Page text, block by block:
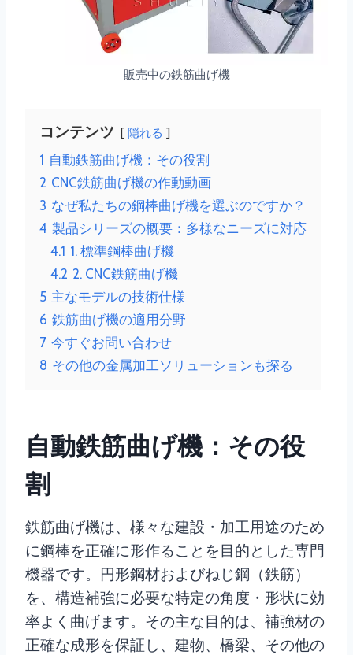
販売中の鉄筋曲げ機
コンテンツ 隠れる
1 自動鉄筋曲げ機：その役割
2 CNC鉄筋曲げ機の作動動画
3 なぜ私たちの鋼棒曲げ機を選ぶのですか？
4 製品シリーズの概要：多様なニーズに対応
4.1 1. 標準鋼棒曲げ機
4.2 2. CNC鉄筋曲げ機
5 主なモデルの技術仕様
6 鉄筋曲げ機の適用分野
7 今すぐお問い合わせ
8 その他の金属加工ソリューションも探る
自動鉄筋曲げ機：その役
割
鉄筋曲げ機は、様々な建設・加工用途のため
に鋼棒を正確に形作ることを目的とした専門
機器です。円形鋼材およびねじ鋼（鉄筋）
を、構造補強に必要な特定の角度・形状に効
率よく曲げます。その主な目的は、補強材の
正確な成形を保証し、建物、橋梁、その他の